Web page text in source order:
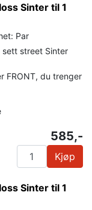
Sinter til 1
Par
sett street Sinter
FRONT, du trenger
585,-
Kjøp
Sinter til 1